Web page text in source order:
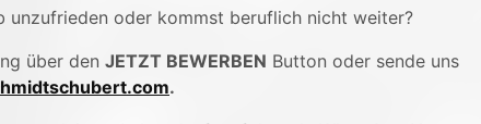
unzufrieden oder kommst beruflich nicht weiter?
über den JETZT BEWERBEN Button oder sende uns
.